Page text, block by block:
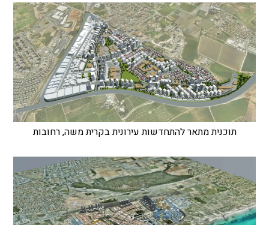
תוכנית מתאר להתחדשות עירונית בקרית משה, רחובות